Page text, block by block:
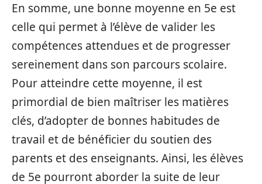
En somme, une bonne moyenne en 5e est
celle qui permet à l’élève de valider les
compétences attendues et de progresser
sereinement dans son parcours scolaire.
Pour atteindre cette moyenne, il est
primordial de bien maîtriser les matières
clés, d’adopter de bonnes habitudes de
travail et de bénéficier du soutien des
parents et des enseignants. Ainsi, les élèves
de 5e pourront aborder la suite de leur